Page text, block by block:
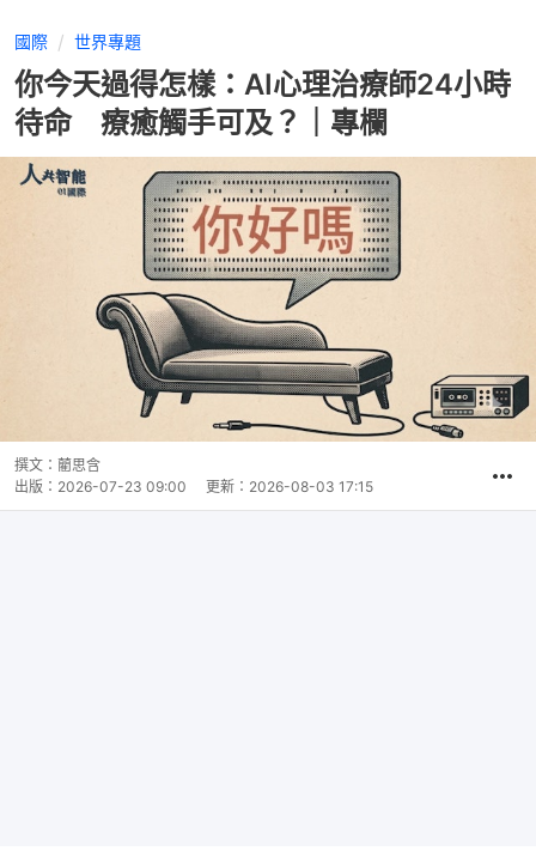
國際 世界專題
你今天過得怎樣：AI心理治療師24小時
待命 療癒觸手可及？｜專欄
撰文： 藺思含
出版： 2026-07-23 09:00 更新： 2026-08-03 17:15